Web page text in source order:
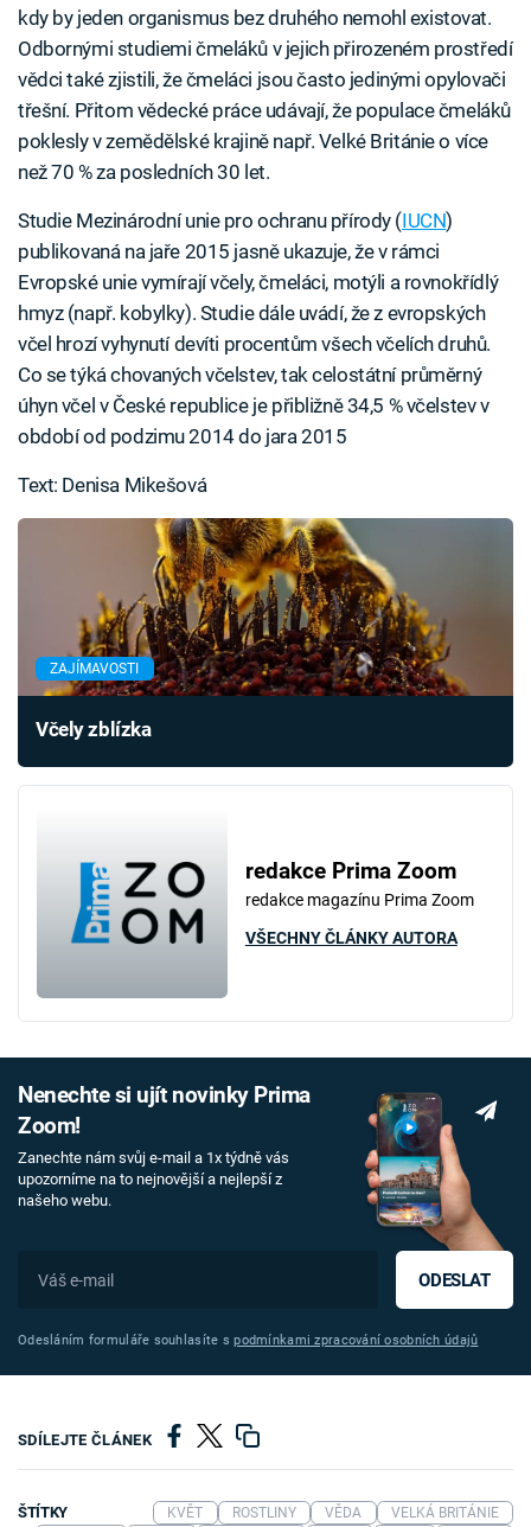
kdy by jeden organismus bez druhého nemohl existovat.
Odbornými studiemi čmeláků v jejich přirozeném prostředí
vědci také zjistili, že čmeláci jsou často jedinými opylovači
třešní. Přitom vědecké práce udávají, že populace čmeláků
poklesly v zemědělské krajině např. Velké Británie o více
než 70 % za posledních 30 let.
Studie Mezinárodní unie pro ochranu přírody (IUCN)
publikovaná na jaře 2015 jasně ukazuje, že v rámci
Evropské unie vymírají včely, čmeláci, motýli a rovnokřídlý
hmyz (např. kobylky). Studie dále uvádí, že z evropských
včel hrozí vyhynutí devíti procentům všech včelích druhů.
Co se týká chovaných včelstev, tak celostátní průměrný
úhyn včel v České republice je přibližně 34,5 % včelstev v
období od podzimu 2014 do jara 2015
Text: Denisa Mikešová
ZAJÍMAVOSTI
Včely zblízka
redakce Prima Zoom
redakce magazínu Prima Zoom
VŠECHNY ČLÁNKY AUTORA
Nenechte si ujít novinky Prima
Zoom!
Zanechte nám svůj e-mail a 1x týdně vás
upozorníme na to nejnovější a nejlepší z
našeho webu.
ODESLAT
Odesláním formuláře souhlasíte spodmínkami zpracování osobních údajů
SDÍLEJTE ČLÁNEK
ŠTÍTKY KVĚT ROSTLINY VĚDA VELKÁ BRITÁNIE